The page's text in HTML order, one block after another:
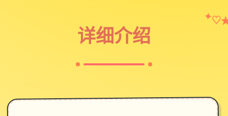
详细介绍
✦ ♡